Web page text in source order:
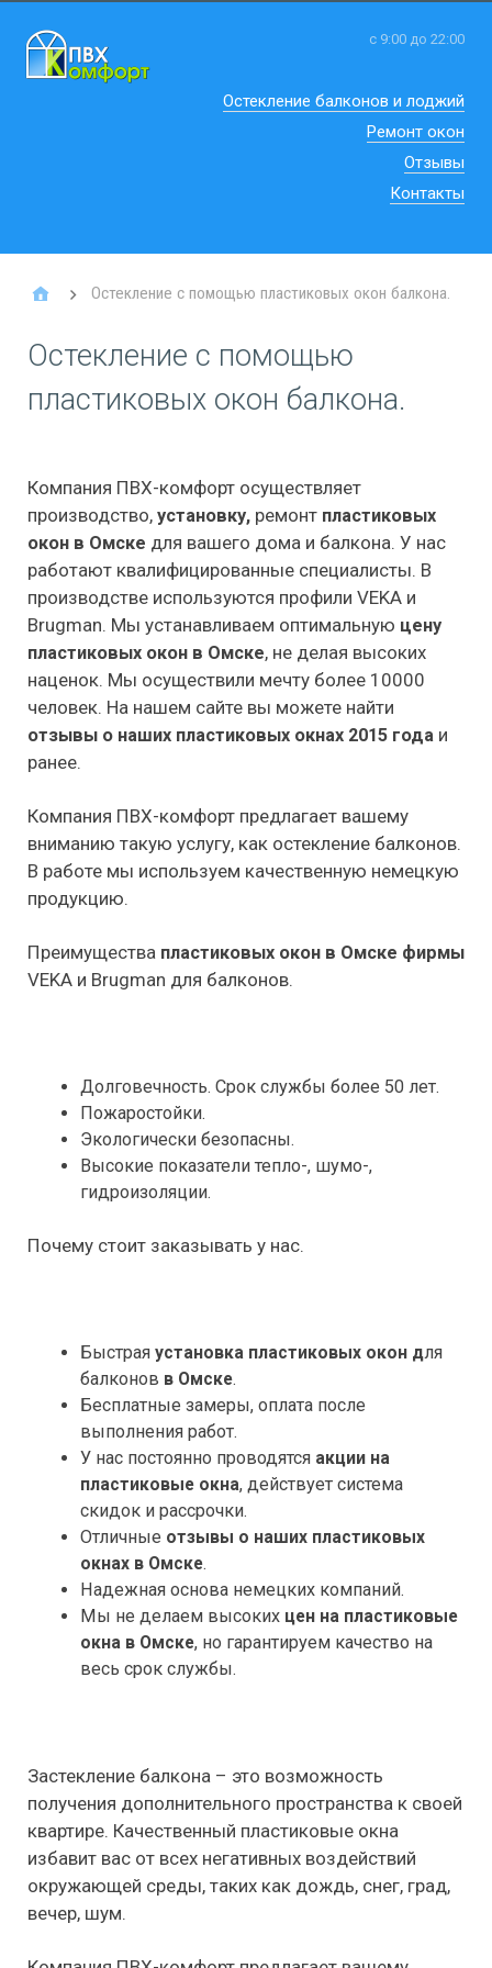
с 9:00 до 22:00
Остекление балконов и лоджий
Ремонт окон
Отзывы
Контакты
Остекление с помощью пластиковых окон балкона.
Остекление с помощью
пластиковых окон балкона.
Компания ПВХ-комфорт осуществляет
производство, установку, ремонт пластиковых
окон в Омске для вашего дома и балкона. У нас
работают квалифицированные специалисты. В
производстве используются профили VEKA и
Brugman. Мы устанавливаем оптимальную цену
пластиковых окон в Омске, не делая высоких
наценок. Мы осуществили мечту более 10000
человек. На нашем сайте вы можете найти
отзывы о наших пластиковых окнах 2015 года и
ранее.
Компания ПВХ-комфорт предлагает вашему
вниманию такую услугу, как остекление балконов.
В работе мы используем качественную немецкую
продукцию.
Преимущества пластиковых окон в Омске фирмы
VEKA и Brugman для балконов.
Долговечность. Срок службы более 50 лет.
Пожаростойки.
Экологически безопасны.
Высокие показатели тепло-, шумо-,
гидроизоляции.
Почему стоит заказывать у нас.
Быстрая установка пластиковых окон для
балконов в Омске.
Бесплатные замеры, оплата после
выполнения работ.
У нас постоянно проводятся акции на
пластиковые окна, действует система
скидок и рассрочки.
Отличные отзывы о наших пластиковых
окнах в Омске.
Надежная основа немецких компаний.
Мы не делаем высоких цен на пластиковые
окна в Омске, но гарантируем качество на
весь срок службы.
Застекление балкона – это возможность
получения дополнительного пространства к своей
квартире. Качественный пластиковые окна
избавит вас от всех негативных воздействий
окружающей среды, таких как дождь, снег, град,
вечер, шум.